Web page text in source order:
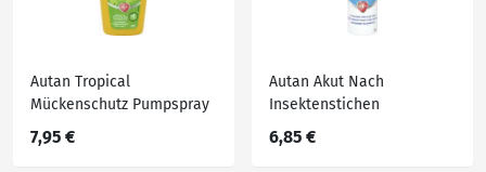
Autan Tropical
Mückenschutz Pumpspray
7,95 €
Autan Akut Nach
Insektenstichen
6,85 €